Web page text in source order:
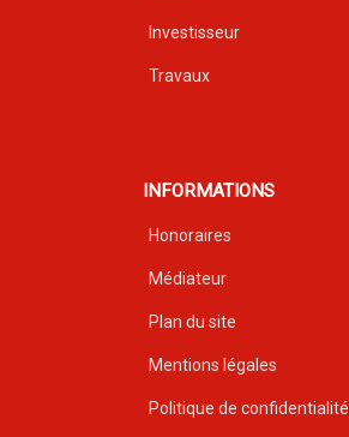
Investisseur
Travaux
INFORMATIONS
Honoraires
Médiateur
Plan du site
Mentions légales
Politique de confidentialité